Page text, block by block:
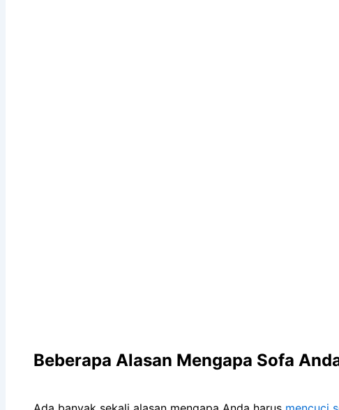
Beberapa Alasan Mеngара Sofa